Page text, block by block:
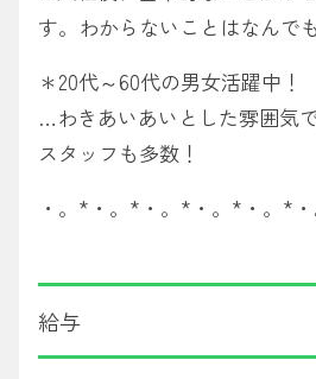
す。わからないことはなんで
＊20代～60代の男女活躍中！
…わきあいあいとした雰囲気
スタッフも多数！
・。*・。*・。*・。*・。*・
給与